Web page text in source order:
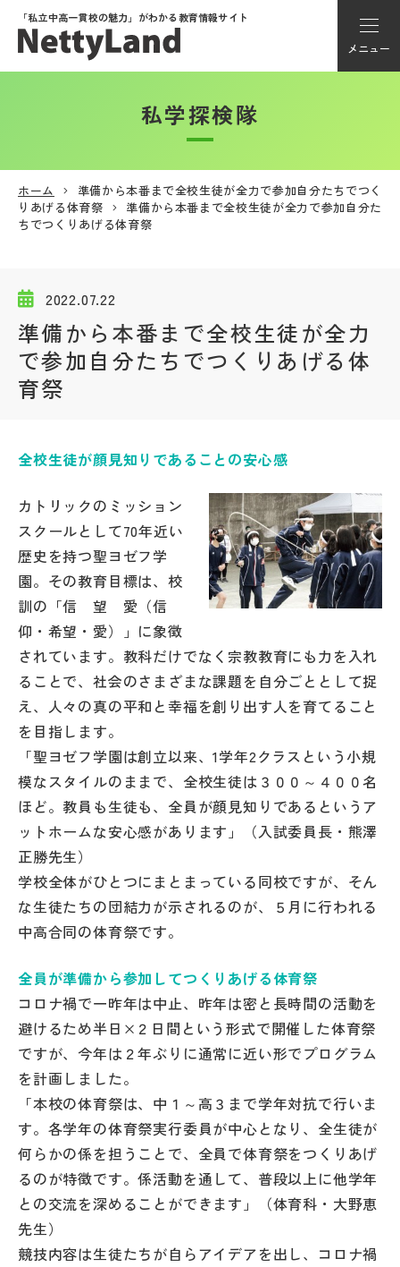
「私立中高一貫校の魅力」がわかる教育情報サイト
メニュー
アカウント登録
メニュー
学校動画
私学探検隊
説明会・イベント情報
学校からのお知らせ
学校HP最新情報
特集
NettyLandかわら版
その他
お問い合わせ
個人情報保護方針
サイトマップ
運営会社
私学探検隊
ホーム
準備から本番まで全校生徒が全力で参加自分たちでつく
りあげる体育祭
準備から本番まで全校生徒が全力で参加自分た
ちでつくりあげる体育祭
2022.07.22
準備から本番まで全校生徒が全力
で参加自分たちでつくりあげる体
育祭
全校生徒が顔見知りであることの安心感
カトリックのミッション
スクールとして70年近い
歴史を持つ聖ヨゼフ学
園。その教育目標は、校
訓の「信 望 愛（信
仰・希望・愛）」に象徴
されています。教科だけでなく宗教教育にも力を入れ
ることで、社会のさまざまな課題を自分ごととして捉
え、人々の真の平和と幸福を創り出す人を育てること
を目指します。
「聖ヨゼフ学園は創立以来、1学年2クラスという小規
模なスタイルのままで、全校生徒は３００～４００名
ほど。教員も生徒も、全員が顔見知りであるというア
ットホームな安心感があります」（入試委員長・熊澤
正勝先生）
学校全体がひとつにまとまっている同校ですが、そん
な生徒たちの団結力が示されるのが、５月に行われる
中高合同の体育祭です。
全員が準備から参加してつくりあげる体育祭
コロナ禍で一昨年は中止、昨年は密と長時間の活動を
避けるため半日×２日間という形式で開催した体育祭
ですが、今年は２年ぶりに通常に近い形でプログラム
を計画しました。
「本校の体育祭は、中１～高３まで学年対抗で行いま
す。各学年の体育祭実行委員が中心となり、全生徒が
何らかの係を担うことで、全員で体育祭をつくりあげ
るのが特徴です。係活動を通して、普段以上に他学年
との交流を深めることができます」（体育科・大野恵
先生）
競技内容は生徒たちが自らアイデアを出し、コロナ禍